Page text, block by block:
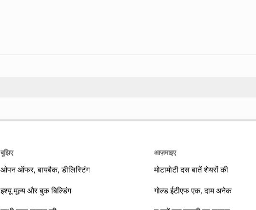
बूझिए
ओपन ऑफर, बायबैक, डीलिस्टिंग
इश्यू मूल्य और बुक बिल्डिंग
आज़माइए
मोटामोटी दस बातें शेयरों की
गोल्ड ईटीएफ एक, दाम अनेक